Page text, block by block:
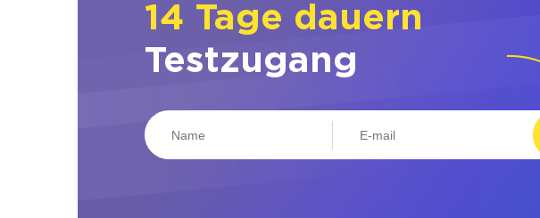
14 Tage dauern
Testzugang